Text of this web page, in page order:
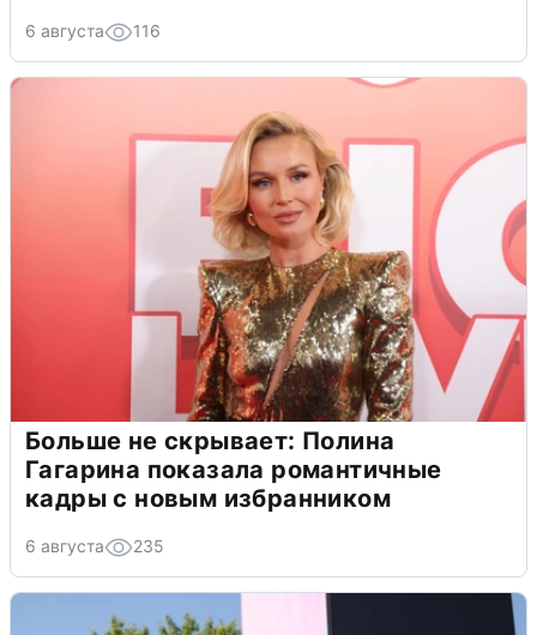
6 августа 116
Больше не скрывает: Полина
Гагарина показала романтичные
кадры с новым избранником
6 августа 235